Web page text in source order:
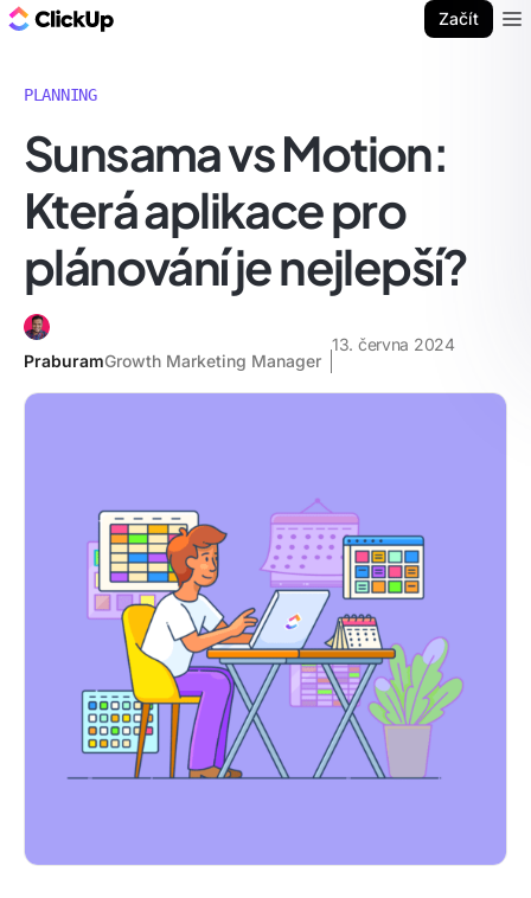
Začít
PLANNING
Sunsama vs Motion:
Která aplikace pro
plánování je nejlepší?
PraburamGrowth Marketing Manager
13. června 2024